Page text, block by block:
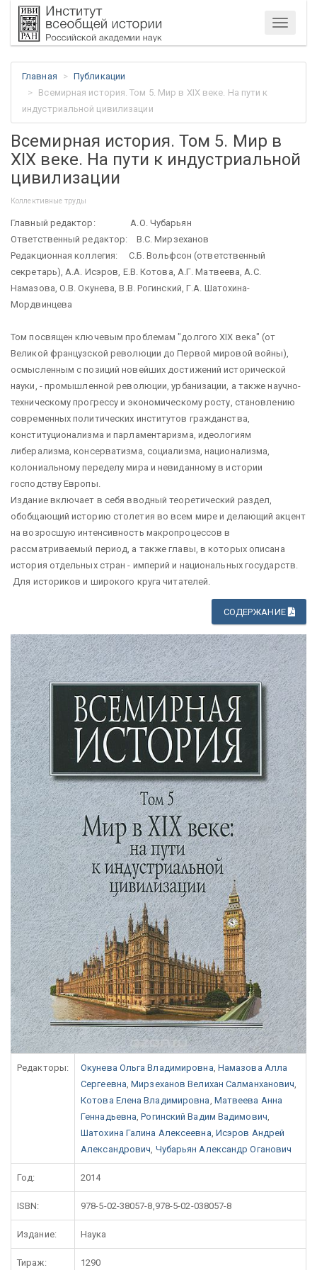
Меню
Главная
Публикации
Всемирная история. Том 5. Мир в XIX веке. На пути к
индустриальной цивилизации
Всемирная история. Том 5. Мир в
XIX веке. На пути к индустриальной
цивилизации
Коллективные труды
Главный редактор: А.О. Чубарьян
Ответственный редактор: В.С. Мирзеханов
Редакционная коллегия: С.Б. Вольфсон (ответственный
секретарь), А.А. Исэров, Е.В. Котова, А.Г. Матвеева, А.С.
Намазова, О.В. Окунева, В.В. Рогинский, Г.А. Шатохина-
Мордвинцева
Том посвящен ключевым проблемам "долгого XIX века" (от
Великой французской революции до Первой мировой войны),
осмысленным с позиций новейших достижений исторической
науки, - промышленной революции, урбанизации, а также научно-
техническому прогрессу и экономическому росту, становлению
современных политических институтов гражданства,
конституционализма и парламентаризма, идеологиям
либерализма, консерватизма, социализма, национализма,
колониальному переделу мира и невиданному в истории
господству Европы.
Издание включает в себя вводный теоретический раздел,
обобщающий историю столетия во всем мире и делающий акцент
на возросшую интенсивность макропроцессов в
рассматриваемый период, а также главы, в которых описана
история отдельных стран - империй и национальных государств.
Для историков и широкого круга читателей.
СОДЕРЖАНИЕ
Редакторы: Окунева Ольга Владимировна Намазова Алла
Сергеевна ,Мирзеханов Велихан Салманханович
Котова Елена Владимировна Матвеева Анна
Геннадьевна ,Рогинский Вадим Вадимович
Шатохина Галина Алексеевна Исэров Андрей
Александрович Чубарьян Александр Оганович
Год: 2014
ISBN: 978-5-02-38057-8,978-5-02-038057-8
Издание: Наука
Тираж: 1290